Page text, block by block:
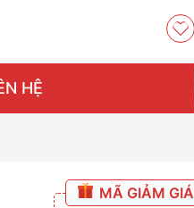
HỆ
MÃ GIẢM GIÁ